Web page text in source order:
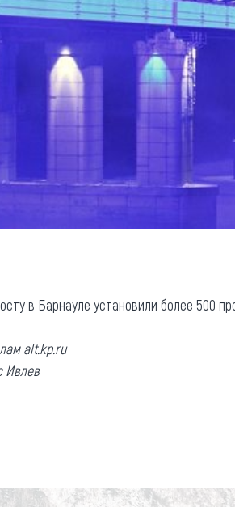
в Барнауле установили более 500
alt.kp.ru
Ивлев